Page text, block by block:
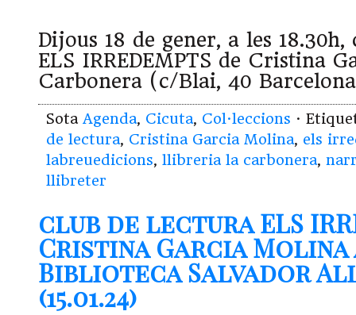
Dijous 18 de gener, a les
ELS IRREDEMPTS de Cristina
Carbonera (c/Blai, 40
Sota Agenda, Cicuta, Col·leccions ·
de lectura, Cristina Garcia Molina, els
labreuedicions, llibreria la carbonera,
llibreter
club de lectura ELS
Cristina Garcia Molina
Biblioteca Salvador
(15.01.24)